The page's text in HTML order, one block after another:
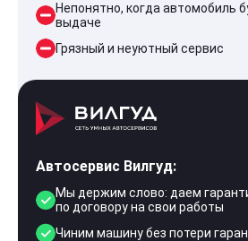
Непонятно, когда автомобиль
выдаче
Грязный и неуютный сервис
Автосервис Вилгуд:
Мы держим слово: даем
по договору на свои работы
Чиним машину без потери